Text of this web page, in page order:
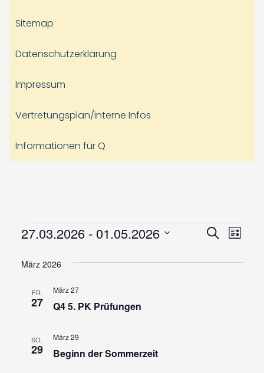
Sitemap
Datenschutzerklärung
Impressum
Vertretungsplan/interne Infos
Informationen für Q
Veranstaltungen
und
SucheListe
27.03.2026 - 01.05.2026
März 2026
FR.
27 Q4 5. PK Prüfungen
März 27
SO.
29 Beginn der Sommerzeit
März 29